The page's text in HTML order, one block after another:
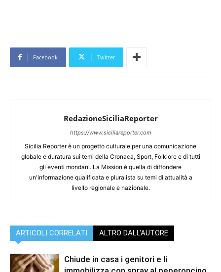
Facebook Twitter
RedazioneSiciliaReporter
https://www.siciliareporter.com
Sicilia Reporter è un progetto culturale per una comunicazione
globale e duratura sui temi della Cronaca, Sport, Folklore e di tutti
gli eventi mondani. La Mission è quella di diffondere
un'informazione qualificata e pluralista su temi di attualità a
livello regionale e nazionale.
ARTICOLI CORRELATI ALTRO DALL'AUTORE
Chiude in casa i genitori e li